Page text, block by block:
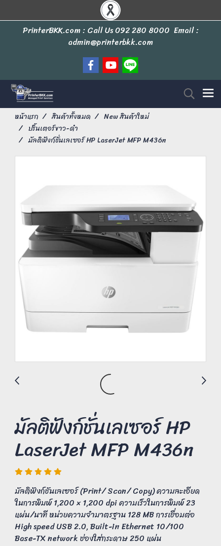
PrinterBKK.com : Call Us092 280 8000 Email :
admin@printerbkk.com
หน้าแรก สินค้าทั้งหมด
New สินค้าใหม่
ปริ้นเตอร์ขาว-ดำ
มัลติฟังก์ชั่นเลเซอร์ HP LaserJet MFP M436n
มัลติฟังก์ชั่นเลเซอร์ HP
LaserJet MFP M436n
มัลติฟังก์ชันเลเซอร์ (Print/ Scan/ Copy) ความละเอียด
ในการพิมพ์ 1,200 × 1,200 dpi ความเร็วในการพิมพ์ 23
แผ่น/นาที หน่วยความจำมาตรฐาน 128 MB การเชื่อมต่อ
High speed USB 2.0, Built-in Ethernet 10/100
Base-TX network ช่องใส่กระดาษ 250 แผ่น